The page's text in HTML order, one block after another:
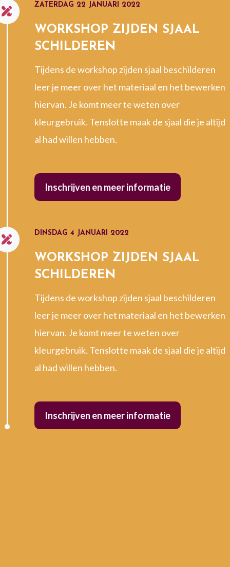
ZATERDAG 22 JANUARI 2022
WORKSHOP ZIJDEN SJAAL
SCHILDEREN
Tijdens de workshop zijden sjaal beschilderen
leer je meer over het materiaal en het bewerken
hiervan. Je komt meer te weten over
kleurgebruik. Tenslotte maak de sjaal die je altijd
al had willen hebben.
Inschrijven en meer informatie
DINSDAG 4 JANUARI 2022
WORKSHOP ZIJDEN SJAAL
SCHILDEREN
Tijdens de workshop zijden sjaal beschilderen
leer je meer over het materiaal en het bewerken
hiervan. Je komt meer te weten over
kleurgebruik. Tenslotte maak de sjaal die je altijd
al had willen hebben.
Inschrijven en meer informatie